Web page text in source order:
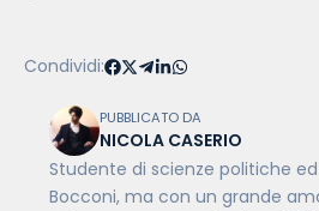
Condividi:
PUBBLICATO DA
NICOLA CASERIO
Studente di scienze politiche
Bocconi, ma con un grande